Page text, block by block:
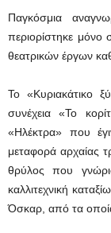
Παγκόσμια
περιορίστηκε μόνο
θεατρικών έργων
Το «Κυριακάτικο
συνέχεια «Το
«Ηλέκτρα» που
μεταφορά αρχαίας
θρύλος που
καλλιτεχνική
Όσκαρ, από τα οποία